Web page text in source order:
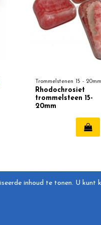
Trommelstenen 15 - 20mm
Rhodochrosiet
trommelsteen 15-
20mm
inhoud te tonen. U kunt